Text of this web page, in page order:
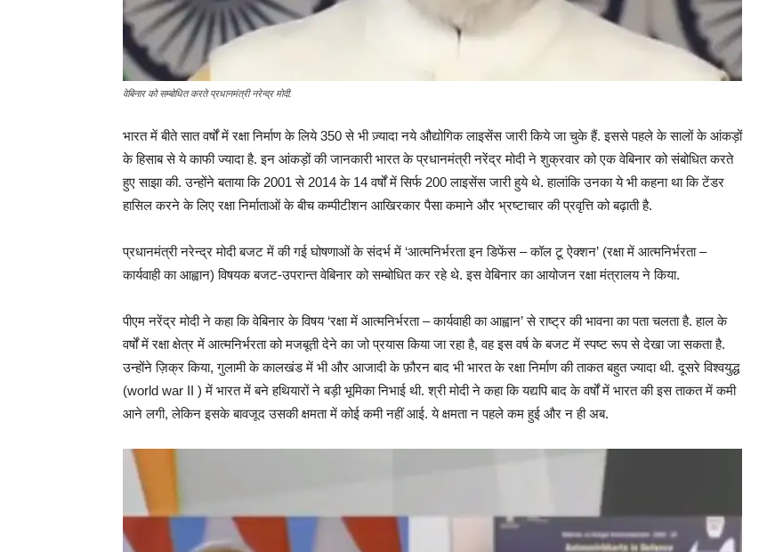
वेबिनार को सम्बोधित करते प्रधानमंत्री नरेन्द्र मोदी.
भारत में बीते सात वर्षों में रक्षा निर्माण के लिये 350 से भी ज़्यादा नये औद्योगिक लाइसेंस जारी किये जा चुके हैं. इससे पहले के सालों के आंकड़ों
के हिसाब से ये काफी ज्यादा है. इन आंकड़ों की जानकारी भारत के प्रधानमंत्री नरेंद्र मोदी ने शुक्रवार को एक वेबिनार को संबोधित करते
हुए साझा की. उन्होंने बताया कि 2001 से 2014 के 14 वर्षों में सिर्फ 200 लाइसेंस जारी हुये थे. हालांकि उनका ये भी कहना था कि टेंडर
हासिल करने के लिए रक्षा निर्माताओं के बीच कम्पीटीशन आखिरकार पैसा कमाने और भ्रष्टाचार की प्रवृत्ति को बढ़ाती है.
प्रधानमंत्री नरेन्द्र मोदी बजट में की गई घोषणाओं के संदर्भ में ‘आत्मनिर्भरता इन डिफेंस – कॉल टू ऐक्शन’ (रक्षा में आत्मनिर्भरता –
कार्यवाही का आह्वान) विषयक बजट-उपरान्त वेबिनार को सम्बोधित कर रहे थे. इस वेबिनार का आयोजन रक्षा मंत्रालय ने किया.
पीएम नरेंद्र मोदी ने कहा कि वेबिनार के विषय ‘रक्षा में आत्मनिर्भरता – कार्यवाही का आह्वान’ से राष्ट्र की भावना का पता चलता है. हाल के
वर्षों में रक्षा क्षेत्र में आत्मनिर्भरता को मजबूती देने का जो प्रयास किया जा रहा है, वह इस वर्ष के बजट में स्पष्ट रूप से देखा जा सकता है.
उन्होंने ज़िक्र किया, गुलामी के कालखंड में भी और आजादी के फ़ौरन बाद भी भारत के रक्षा निर्माण की ताकत बहुत ज्यादा थी. दूसरे विश्वयुद्ध
(world war II ) में भारत में बने हथियारों ने बड़ी भूमिका निभाई थी. श्री मोदी ने कहा कि यद्यपि बाद के वर्षों में भारत की इस ताकत में कमी
आने लगी, लेकिन इसके बावजूद उसकी क्षमता में कोई कमी नहीं आई. ये क्षमता न पहले कम हुई और न ही अब.